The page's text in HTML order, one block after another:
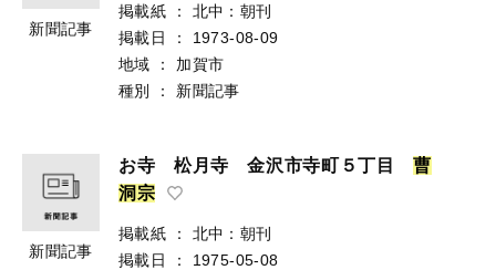
新聞記事
掲載紙 ：
北中：朝刊
掲載日
：
1973-08-09
地域
：
加賀市
種別
： 新聞記事
新聞記事
お寺 松月寺 金沢市寺町５丁目曹
洞 宗
掲載紙 ：
北中：朝刊
掲載日
：
1975-05-08